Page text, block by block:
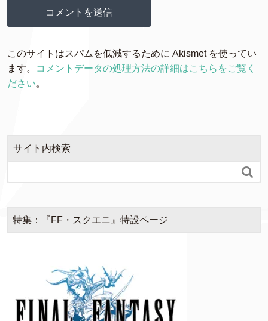
このサイトはスパムを低減するために Akismet を使ってい
ます。
コメントデータの処理方法の詳細はこちらをご覧く
ださい。
サイト内検索

特集：『FF・スクエニ』特設ページ